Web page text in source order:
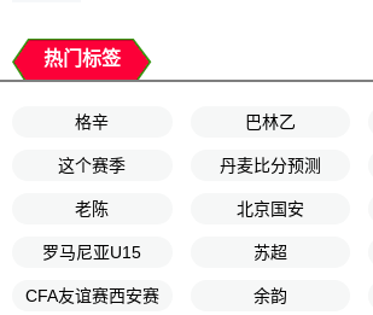
热门标签
格辛 巴林乙
这个赛季 丹麦比分预测
老陈 北京国安
罗马尼亚U15 苏超
CFA友谊赛西安赛 余韵